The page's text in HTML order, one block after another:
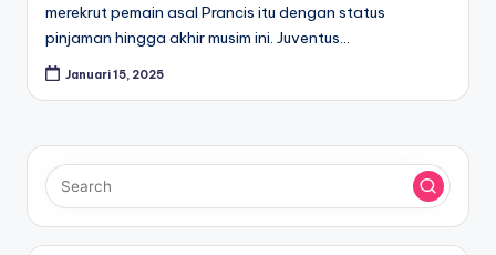
merekrut pemain asal Prancis itu dengan status
pinjaman hingga akhir musim ini. Juventus…
Januari 15, 2025